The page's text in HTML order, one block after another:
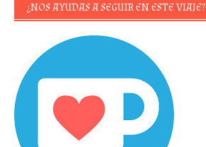
¿NOS AYUDAS A SEGUIR EN ESTE VIAJE?